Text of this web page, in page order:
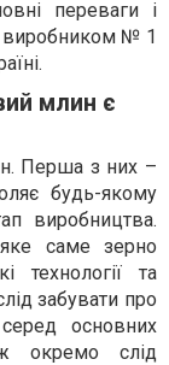
переваги і
виробником № 1
млин є
Перша з них –
будь-якому
виробництва.
саме зерно
технології та
забувати про
основних
окремо слід